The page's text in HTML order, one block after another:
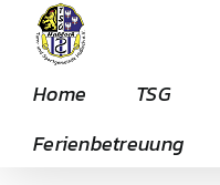
Inhalt
Home TSG
Ferienbetreuung